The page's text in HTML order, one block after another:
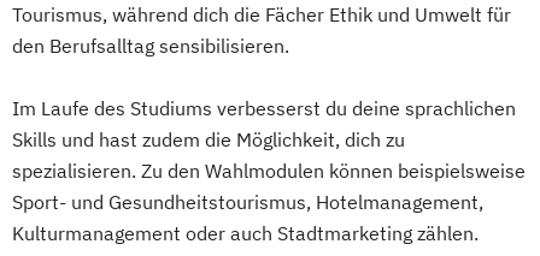
Tourismus, während dich die Fächer Ethik und Umwelt für
den Berufsalltag sensibilisieren.
Im Laufe des Studiums verbesserst du deine sprachlichen
Skills und hast zudem die Möglichkeit, dich zu
spezialisieren. Zu den Wahlmodulen können beispielsweise
Sport- und Gesundheitstourismus, Hotelmanagement,
Kulturmanagement oder auch Stadtmarketing zählen.